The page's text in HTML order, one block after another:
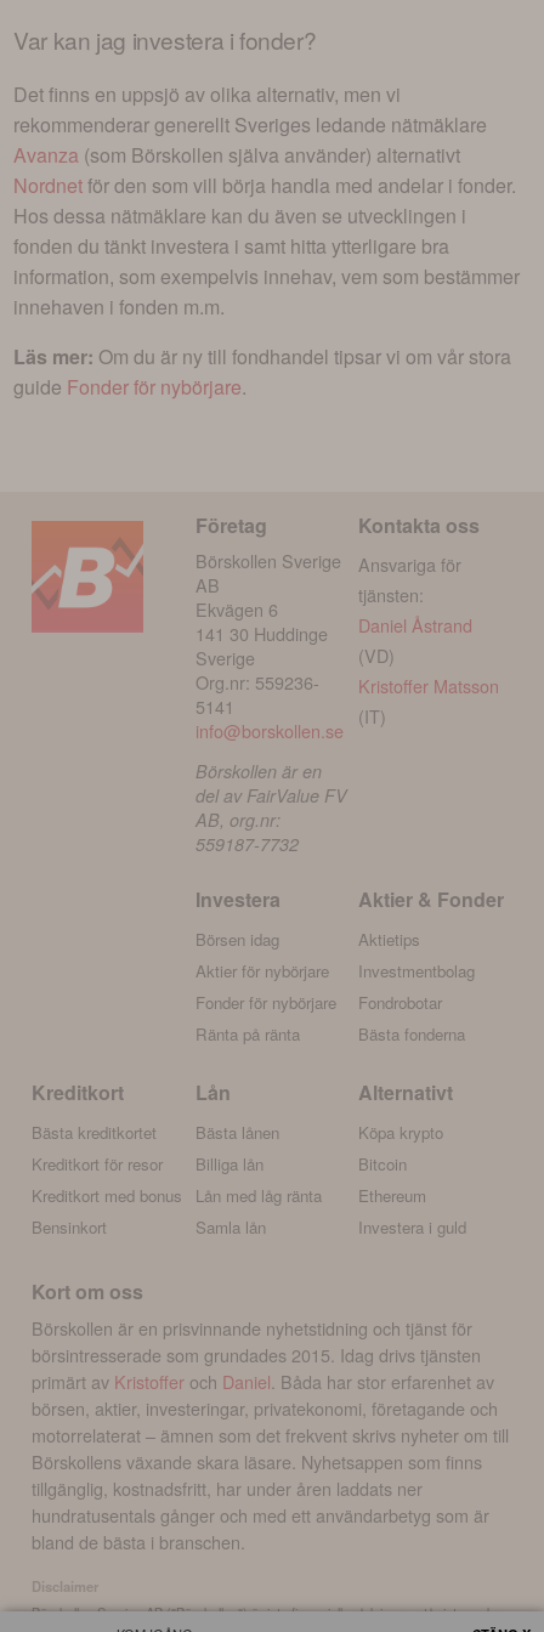
Var kan jag investera ifonder?
Det finns en uppsjö av olika alternativ, men vi
rekommenderar generellt Sveriges ledande nätmäklare
Avanza (som Börskollen själva använder) alternativt
Nordnetför den som vill börja handla med andelar ifonder.
Hos dessa nätmäklare kan du även se utvecklingen i
fonden du tänkt investera i samt hitta ytterligare bra
information, som exempelvis innehav, vem som bestämmer
innehaven i fonden m.m.
Läs mer: Om du är ny till fondhandel tipsar vi om vår stora
guide Fonder för nybörjare.
Företag
Börskollen Sverige
AB
Ekvägen 6
141 30 Huddinge
Sverige
Org.nr: 559236-
5141
info@borskollen.se
Börskollen är en
del av FairValue FV
AB, org.nr:
559187-7732
Kontakta oss
Ansvariga för
tjänsten:
Daniel Åstrand
(VD)
Kristoffer Matsson
(IT)
Investera
Börsen idag
Aktier för nybörjare
Fonder för nybörjare
Ränta på ränta
Aktier & Fonder
Aktietips
Investmentbolag
Fondrobotar
Bästa fonderna
Kreditkort
Bästa kreditkortet
Kreditkort för resor
Kreditkort med bonus
Bensinkort
Lån
Bästa lånen
Billiga lån
Lån med låg ränta
Samla lån
Alternativt
Köpa krypto
Bitcoin
Ethereum
Investera i guld
Kort om oss
Börskollen är en prisvinnande nyhetstidning och tjänst för
börsintresserade som grundades 2015. Idag drivs tjänsten
primärt av Kristoffer och Daniel . Båda har stor erfarenhet av
börsen, aktier, investeringar, privatekonomi, företagande och
motorrelaterat – ämnen som det frekvent skrivs nyheter om till
Börskollens växande skara läsare. Nyhetsappen som finns
tillgänglig, kostnadsfritt, har under åren laddats ner
hundratusentals gånger och med ett användarbetyg som är
bland de bästa i branschen.
Disclaimer
Börskollen Sverige AB ("Börskollen") är inte finansiella rådgivare, står inte under